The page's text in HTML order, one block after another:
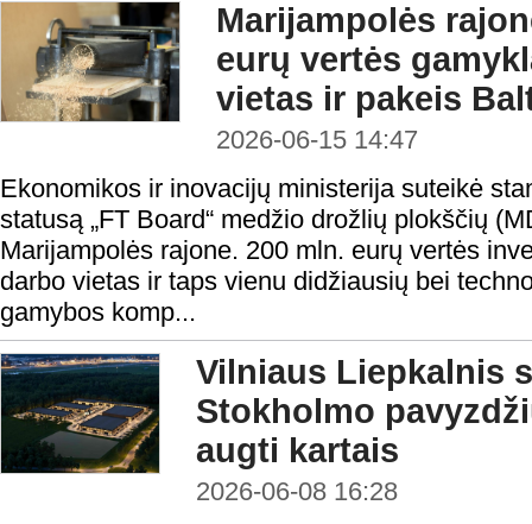
Marijampolės
eurų vertės
vietas ir pakeis
2026-06-15 14:47
Ekonomikos ir inovacijų ministerija suteikė
statusą „FT Board“ medžio drožlių plokščių
Marijampolės rajone. 200 mln. eurų vertės
darbo vietas ir taps vienu didžiausių bei
gamybos komp...
Vilniaus Liepkalnis
Stokholmo
augti kartais
2026-06-08 16:28